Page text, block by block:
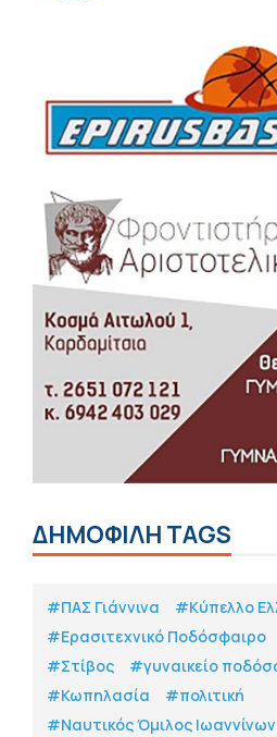
ΔΗΜΟΦΙΛΗ TAGS
#ΠΑΣ Γιάννινα
#Κύπελλο
#Eρασιτεχνικό Ποδόσφαιρο
#Στίβος
#γυναικείο
#Κωπηλασία
#πολιτική
#Ναυτικός Όμιλος Ιωαννίνων